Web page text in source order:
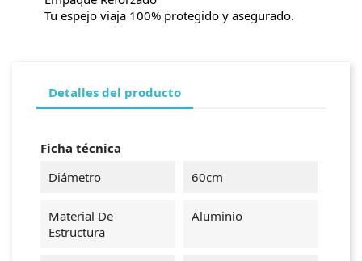
Tu espejo viaja 100% protegido y asegurado.
Detalles del producto
Ficha técnica
Diámetro
60cm
Material De
Estructura
Aluminio